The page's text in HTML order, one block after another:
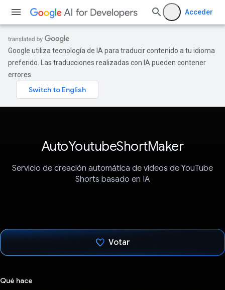
Acceder
Google utiliza tecnología de IA para traducir contenido a tu idioma
preferido. Las traducciones realizadas con IA pueden contener
errores.
AutoYoutubeShortMaker
Servicio de creación automática de videos de YouTube
Shorts basado en IA
Votar
Qué hace